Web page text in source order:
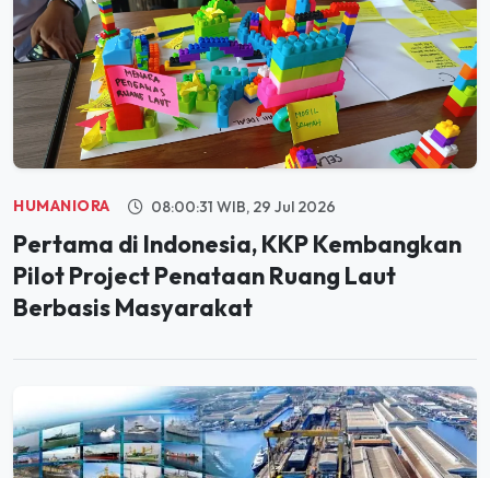
HUMANIORA 08:00:31 WIB, 29 Jul 2026
Pertama di Indonesia, KKP Kembangkan
Pilot Project Penataan Ruang Laut
Berbasis Masyarakat